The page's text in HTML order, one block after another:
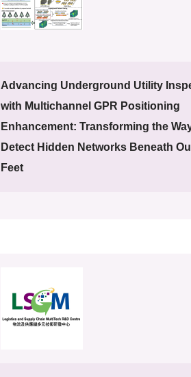
Advancing Underground Utility
with Multichannel GPR Positioning
Enhancement: Transforming the
Detect Hidden Networks Beneath
Feet